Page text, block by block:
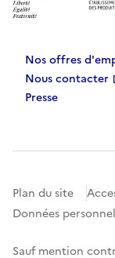
Nos offres
Nous contacter
Presse
Plan du site
Données
Sauf mention